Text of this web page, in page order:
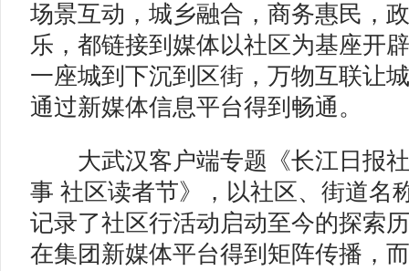
场景互动，城乡融合，商务惠民，
乐，都链接到媒体以社区为基座开
一座城到下沉到区街，万物互联让
通过新媒体信息平台得到畅通。
大武汉客户端专题《长江日报社
事 社区读者节》，以社区、街道名
记录了社区行活动启动至今的探索
在集团新媒体平台得到矩阵传播，